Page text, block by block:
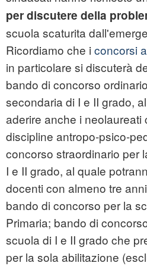
per discutere della
scuola scaturita
Ricordiamo che i concorsi
in particolare si discuterà
bando di concorso
secondaria di I e II grado,
aderire anche i neolaureati
discipline antropo-psico-
concorso straordinario per
I e II grado, al quale
docenti con almeno tre
bando di concorso per la
Primaria; bando di
scuola di I e II grado che
per la sola abilitazione